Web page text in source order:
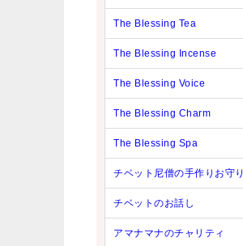
The Blessing Tea
The Blessing Incense
The Blessing Voice
The Blessing Charm
The Blessing Spa
チベット尼僧の手作りお守り
チベットのお話し
アマナマナのチャリティ